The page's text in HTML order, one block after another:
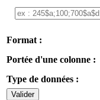
Format :
Portée d'une colonne :
Type de données :